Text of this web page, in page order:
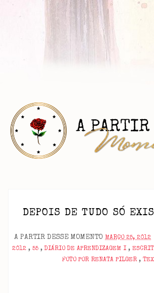
DEPOIS DE TUDO SÓ
A PARTIR DESSE MOMENTO MARÇO 25, 2012
2012, 55, DIÁRIO DE APRENDIZAGEM I,
FOTO POR RENATA PILGER,